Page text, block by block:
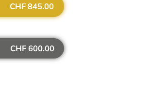
CHF 845.00
CHF 600.00